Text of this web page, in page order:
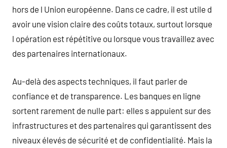
hors de l Union européenne. Dans ce cadre, il est utile d
avoir une vision claire des coûts totaux, surtout lorsque
l opération est répétitive ou lorsque vous travaillez avec
des partenaires internationaux.
Au-delà des aspects techniques, il faut parler de
confiance et de transparence. Les banques en ligne
sortent rarement de nulle part: elles s appuient sur des
infrastructures et des partenaires qui garantissent des
niveaux élevés de sécurité et de confidentialité. Mais la